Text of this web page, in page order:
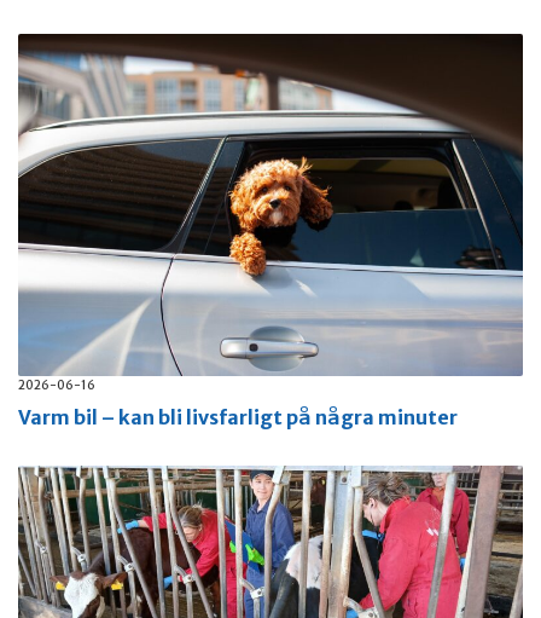
2026-06-16
Varm bil – kan bli livsfarligt på några minuter